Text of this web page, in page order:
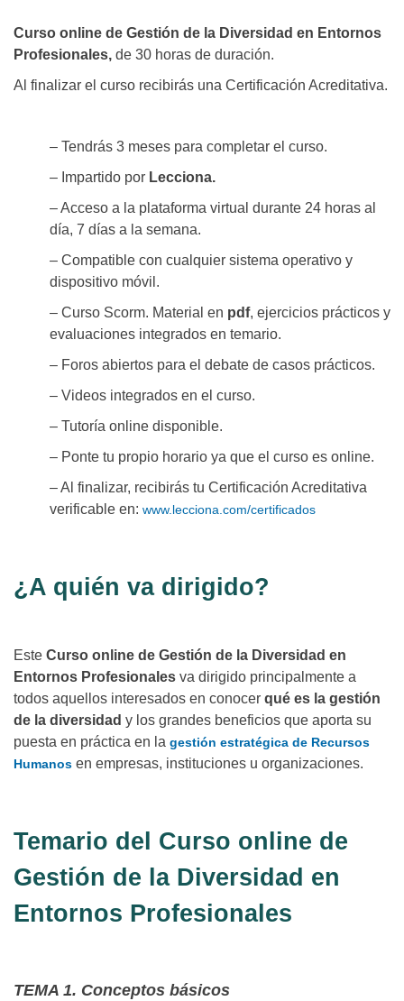
Curso online de Gestión de la Diversidad en Entornos
Profesionales, de 30 horas de duración.
Al finalizar el curso recibirás una Certificación Acreditativa.
– Tendrás 3 meses para completar el curso.
– Impartido por Lecciona.
– Acceso a la plataforma virtual durante 24 horas al
día, 7 días a la semana.
– Compatible con cualquier sistema operativo y
dispositivo móvil.
– Curso Scorm. Material en pdf, ejercicios prácticos y
evaluaciones integrados en temario.
– Foros abiertos para el debate de casos prácticos.
– Videos integrados en el curso.
– Tutoría online disponible.
– Ponte tu propio horario ya que el curso es online.
– Al finalizar, recibirás tu Certificación Acreditativa
verificable en: www.lecciona.com/certificados
¿A quién va dirigido?
Este Curso online de Gestión de la Diversidad en
Entornos Profesionales va dirigido principalmente a
todos aquellos interesados en conocer qué es la gestión
de la diversidad y los grandes beneficios que aporta su
puesta en práctica en la gestión estratégica de Recursos
Humanos en empresas, instituciones u organizaciones.
Temario del Curso online de
Gestión de la Diversidad en
Entornos Profesionales
TEMA 1. Conceptos básicos